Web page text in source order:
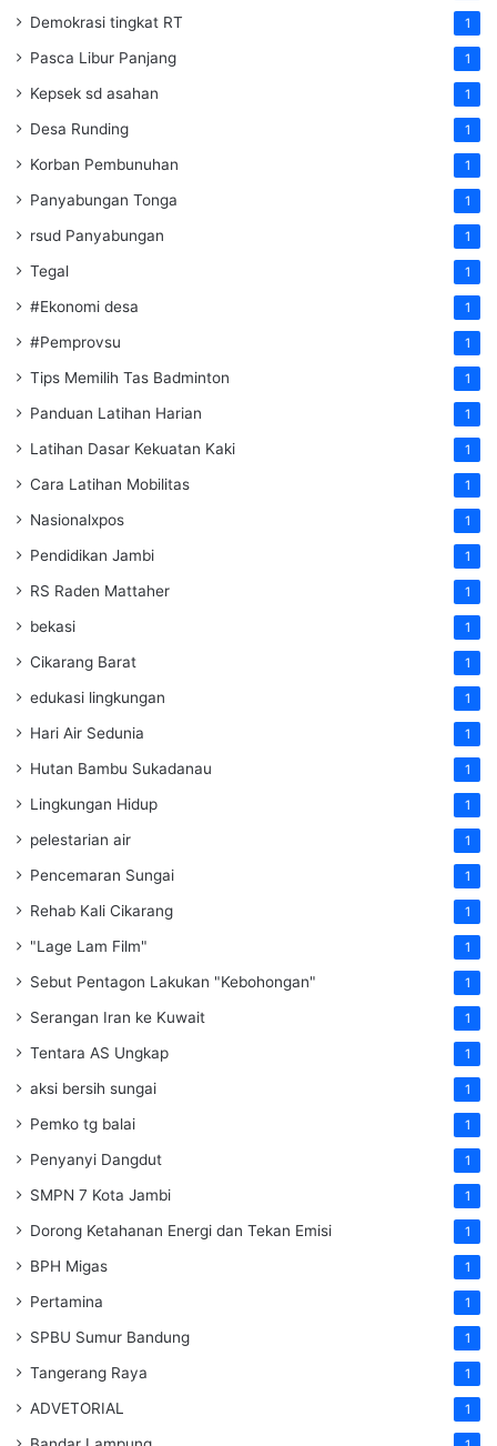
Demokrasi tingkat RT 1
Pasca Libur Panjang 1
Kepsek sd asahan 1
Desa Runding 1
Korban Pembunuhan 1
Panyabungan Tonga 1
rsud Panyabungan 1
Tegal 1
#Ekonomi desa 1
#Pemprovsu 1
Tips Memilih Tas Badminton 1
Panduan Latihan Harian 1
Latihan Dasar Kekuatan Kaki 1
Cara Latihan Mobilitas 1
Nasionalxpos 1
Pendidikan Jambi 1
RS Raden Mattaher 1
bekasi 1
Cikarang Barat 1
edukasi lingkungan 1
Hari Air Sedunia 1
Hutan Bambu Sukadanau 1
Lingkungan Hidup 1
pelestarian air 1
Pencemaran Sungai 1
Rehab Kali Cikarang 1
"Lage Lam Film" 1
Sebut Pentagon Lakukan "Kebohongan" 1
Serangan Iran ke Kuwait 1
Tentara AS Ungkap 1
aksi bersih sungai 1
Pemko tg balai 1
Penyanyi Dangdut 1
SMPN 7 Kota Jambi 1
Dorong Ketahanan Energi dan Tekan Emisi 1
BPH Migas 1
Pertamina 1
SPBU Sumur Bandung 1
Tangerang Raya 1
ADVETORIAL 1